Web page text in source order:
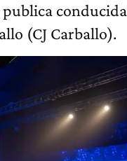
(CJ Carballo).